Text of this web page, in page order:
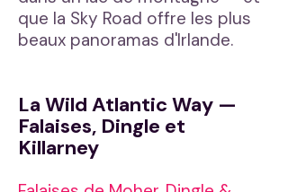
que la Sky Road offre les plus
beaux panoramas d'Irlande.
La Wild Atlantic Way —
Falaises, Dingle et
Killarney